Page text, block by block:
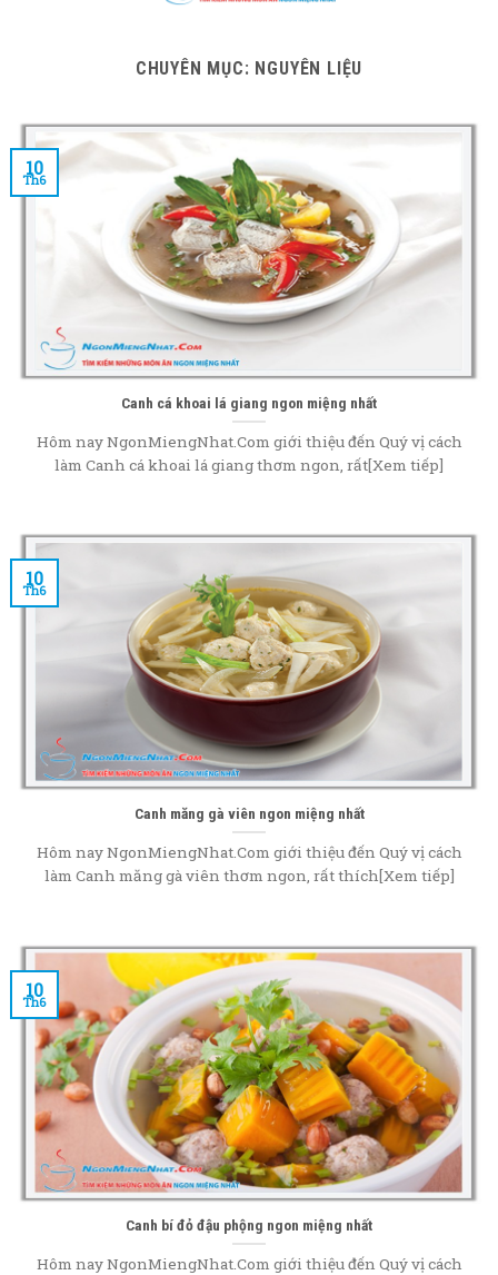
CHUYÊN MỤC: NGUYÊN LIỆU
Canh cá khoai lá giang ngon miệng nhất
Hôm nay NgonMiengNhat.Com giới thiệu đến Quý vị cách
làm Canh cá khoai lá giang thơm ngon, rất[Xem tiếp]
10
Th6
Canh măng gà viên ngon miệng nhất
Hôm nay NgonMiengNhat.Com giới thiệu đến Quý vị cách
làm Canh măng gà viên thơm ngon, rất thích[Xem tiếp]
10
Th6
Canh bí đỏ đậu phộng ngon miệng nhất
Hôm nay NgonMiengNhat.Com giới thiệu đến Quý vị cách
10
Th6